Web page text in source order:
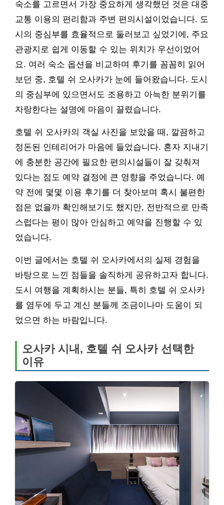
숙소를 고르면서 가장 중요하게 생각했던 것은 대중
교통 이용의 편리함과 주변 편의시설이었습니다. 도
시의 중심부를 효율적으로 둘러보고 싶었기에, 주요
관광지로 쉽게 이동할 수 있는 위치가 우선이었어
요. 여러 숙소 옵션을 비교하며 후기를 꼼꼼히 읽어
보던 중, 호텔 쉬 오사카가 눈에 들어왔습니다. 도시
의 중심부에 있으면서도 조용하고 아늑한 분위기를
자랑한다는 설명에 마음이 끌렸습니다.
호텔 쉬 오사카의 객실 사진을 보았을 때, 깔끔하고
정돈된 인테리어가 마음에 들었습니다. 혼자 지내기
에 충분한 공간에 필요한 편의시설들이 잘 갖춰져
있다는 점도 예약 결정에 큰 영향을 주었습니다. 예
약 전에 몇몇 이용 후기를 더 찾아보며 혹시 불편한
점은 없을까 확인해보기도 했지만, 전반적으로 만족
스럽다는 평이 많아 안심하고 예약을 진행할 수 있
었습니다.
이번 글에서는 호텔 쉬 오사카에서의 실제 경험을
바탕으로 느낀 점들을 솔직하게 공유하고자 합니다.
도시 여행을 계획하시는 분들, 특히 호텔 쉬 오사카
를 염두에 두고 계신 분들께 조금이나마 도움이 되
었으면 하는 바람입니다.
오사카 시내, 호텔 쉬 오사카 선택한
이유